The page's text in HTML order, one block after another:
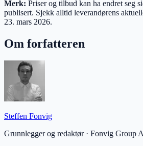
Merk: Priser og tilbud kan ha endret seg
publisert. Sjekk alltid leverandørens
23. mars 2026.
Om forfatteren
Steffen Fonvig
Grunnlegger og redaktør· Fonvig Group